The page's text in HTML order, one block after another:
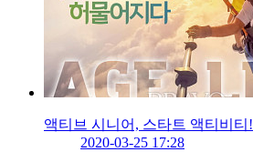
액티브 시니어, 스타트 액티비티!
2020-03-25 17:28